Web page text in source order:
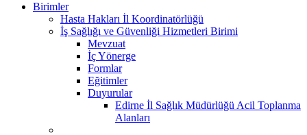
Birimler
Hasta Hakları İl Koordinatörlüğü
İş Sağlığı ve Güvenliği Hizmetleri Birimi
Mevzuat
İç Yönerge
Formlar
Eğitimler
Duyurular
Edirne İl Sağlık Müdürlüğü Acil Toplanma
Alanları